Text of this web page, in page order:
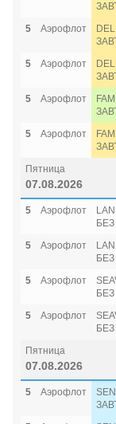
5
Аэрофлот
5
Аэрофлот
5
Аэрофлот
5
Аэрофлот
Пятница
07.08.2026
5 Аэрофлот
5
Аэрофлот
5
Аэрофлот
5
Аэрофлот
Пятница
07.08.2026
5 Аэрофлот